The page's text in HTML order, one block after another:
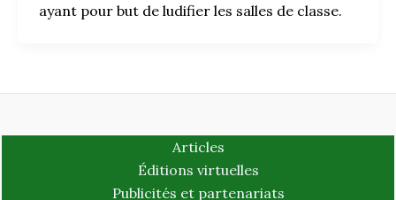
ayant pour but de ludifier les salles de classe.
Articles
Éditions virtuelles
Publicités et partenariats